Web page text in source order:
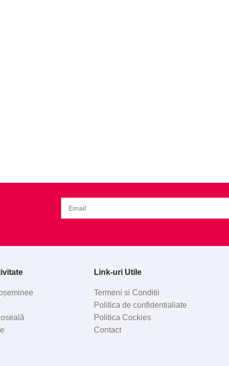
Link-uri Utile
Termeni si Conditii
Politica de confidentialiate
Politica Cockies
Contact